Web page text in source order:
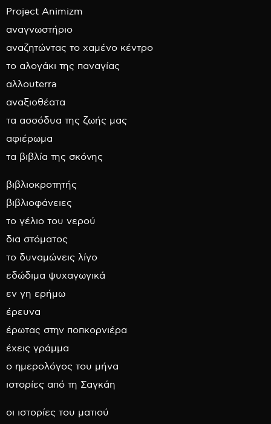
Project Animizm
αναγνωστήριο
αναζητώντας το χαμένο κέντρο
το αλογάκι της παναγίας
αλλουterra
αναξιοθέατα
τα ασσόδυα της ζωής μας
αφιέρωμα
τα βιβλία της σκόνης
βιβλιοκροτητής
βιβλιοφάνειες
το γέλιο του νερού
δια στόματος
το δυναμώνεις λίγο
εδώδιμα ψυχαγωγικά
εν γη ερήμω
έρευνα
έρωτας στην ποπκορνιέρα
έχεις γράμμα
ο ημερολόγος του μήνα
ιστορίες από τη Σαγκάη
οι ιστορίες του ματιού